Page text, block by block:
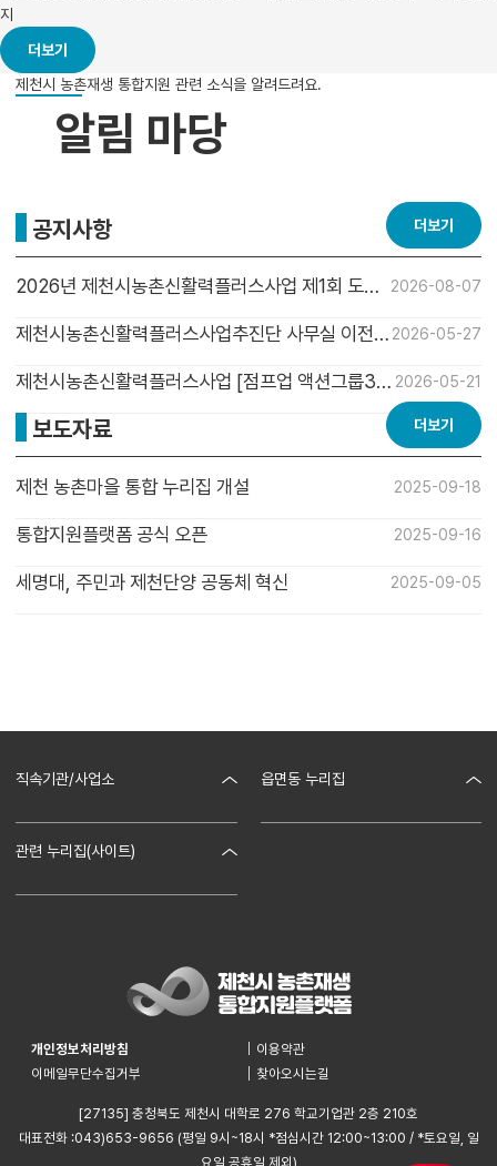
지
더보기
제천시 농촌재생 통합지원 관련 소식을 알려드려요.
알림 마당
공지사항 더보기
2026년 제천시농촌신활력플러스사업 제1회 도농
2026-08-07
제천시농촌신활력플러스사업추진단 사무실 이전
2026-05-27
제천시농촌신활력플러스사업 [점프업 액션그룹3기
사업화지원 2차 평가 결과 안내]
2026-05-21
도농순환 이음사업 「신활력 잇자」 시범사업 참여팀
모집
2026-04-22
Jump-up(業) 사업화 지원 액션그룹 3단계(2차)
2026-04-10
도농순환 이음사업 「신활력 잇자」 매칭데이 참여자
2026-04-09
찾아가는 공동체 마켓 이름 공모전 - 이름을 지어주
2026-02-09
보도자료 더보기
제천 농촌마을 통합 누리집 개설 2025-09-18
통합지원플랫폼 공식 오픈 2025-09-16
세명대, 주민과 제천단양 공동체 혁신 2025-09-05
직속기관/사업소
제천시청
농업기술센터
세명대학교 산학협력단
읍면동 누리집
수산면
한수면
백운면
관련 누리집(사이트)
명월이네
개인정보처리방침
이용약관
이메일무단수집거부
찾아오시는길
[27135] 충청북도 제천시 대학로 276 학교기업관 2층 210호
대표전화 :043)653-9656 (평일 9시~18시 *점심시간 12:00~13:00 / *토요일, 일
요일 공휴일 제외)